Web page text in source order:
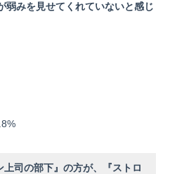
弱みを見せてくれていないと感じ
上司の部下』の方が、『ストロ